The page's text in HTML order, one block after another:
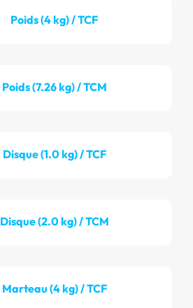
Poids (4 kg) / TCF
Poids (7.26 kg) / TCM
Disque (1.0 kg) / TCF
Disque (2.0 kg) / TCM
Marteau (4 kg) / TCF